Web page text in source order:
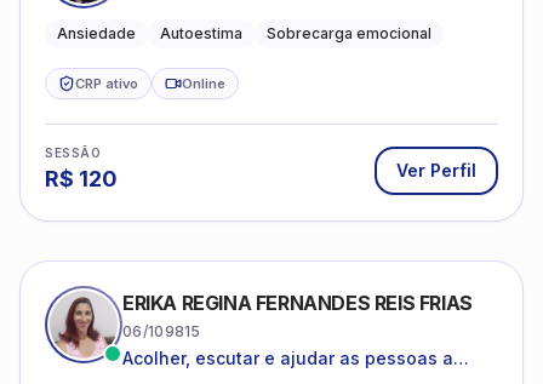
que você está vivendo
Ansiedade Autoestima Sobrecarga emocional
CRP ativo Online
SESSÃO
R$ 120 Ver Perfil
ERIKA REGINA FERNANDES REIS FRIAS
06/109815
Acolher, escutar e ajudar as pessoas a